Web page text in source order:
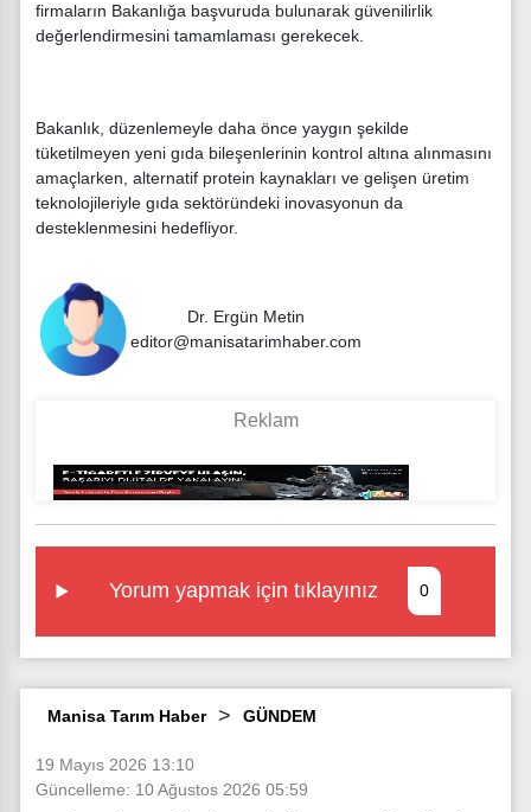
firmaların Bakanlığa başvuruda bulunarak güvenilirlik
değerlendirmesini tamamlaması gerekecek.
Bakanlık, düzenlemeyle daha önce yaygın şekilde
tüketilmeyen yeni gıda bileşenlerinin kontrol altına alınmasını
amaçlarken, alternatif protein kaynakları ve gelişen üretim
teknolojileriyle gıda sektöründeki inovasyonun da
desteklenmesini hedefliyor.
Dr. Ergün Metin
editor@manisatarimhaber.com
Yorum yapmak için tıklayınız 0
Manisa Tarım Haber GÜNDEM
19 Mayıs 2026 13:10
Güncelleme: 10 Ağustos 2026 05:59